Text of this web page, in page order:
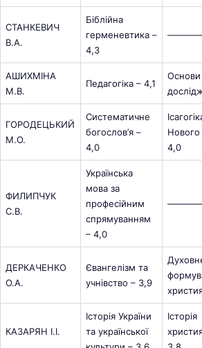
СТАНКЕВИЧ
В.А.
Біблійна
герменевтика –
4,3
АШИХМІНА
М.В.
Педагогіка – 4,1
Основи
ГОРОДЕЦЬКИЙ
М.О.
Систематичне
богослов’я –
4,0
Нового
4,0
ФИЛИПЧУК
С.В.
Українська
мова за
професійним
спрямуванням
– 4,0
ДЕРКАЧЕНКО
О.А.
Євангелізм та
учнівство – 3,9
КАЗАРЯН І.І.
Історія України
та української
Історія